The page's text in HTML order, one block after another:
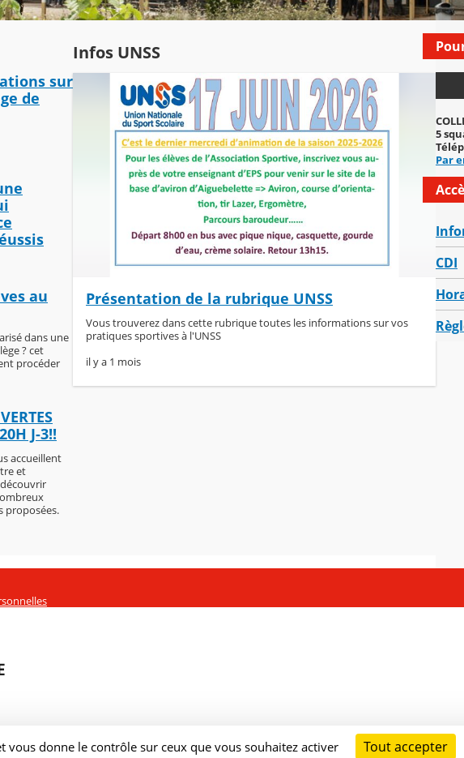
sur
de
au
dans une
? cet
procéder
J-3!!
accueillent
et
proposées.
Infos UNSS
Présentation de la rubrique UNSS
Vous trouverez dans cette rubrique toutes les informations sur vos
pratiques sportives à l'UNSS
il y a 1 mois
5
Par
CDI
vous donne le contrôle sur ceux que vous souhaitez activer Tout accepter